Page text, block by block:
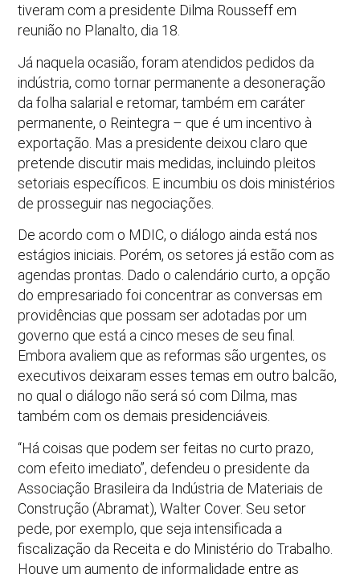
tiveram com a presidente Dilma Rousseff em
reunião no Planalto, dia 18.
Já naquela ocasião, foram atendidos pedidos da
indústria, como tornar permanente a desoneração
da folha salarial e retomar, também em caráter
permanente, o Reintegra – que é um incentivo à
exportação. Mas a presidente deixou claro que
pretende discutir mais medidas, incluindo pleitos
setoriais específicos. E incumbiu os dois ministérios
de prosseguir nas negociações.
De acordo com o MDIC, o diálogo ainda está nos
estágios iniciais. Porém, os setores já estão com as
agendas prontas. Dado o calendário curto, a opção
do empresariado foi concentrar as conversas em
providências que possam ser adotadas por um
governo que está a cinco meses de seu final.
Embora avaliem que as reformas são urgentes, os
executivos deixaram esses temas em outro balcão,
no qual o diálogo não será só com Dilma, mas
também com os demais presidenciáveis.
“Há coisas que podem ser feitas no curto prazo,
com efeito imediato”, defendeu o presidente da
Associação Brasileira da Indústria de Materiais de
Construção (Abramat), Walter Cover. Seu setor
pede, por exemplo, que seja intensificada a
fiscalização da Receita e do Ministério do Trabalho.
Houve um aumento de informalidade entre as